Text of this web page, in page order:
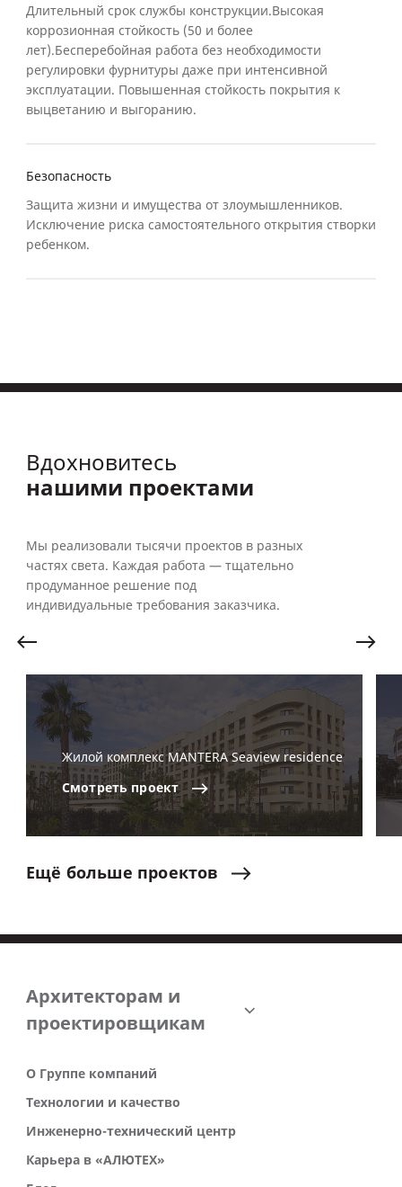
Длительный срок службы конструкции.Высокая
коррозионная стойкость (50 и более
лет).Бесперебойная работа без необходимости
регулировки фурнитуры даже при интенсивной
эксплуатации. Повышенная стойкость покрытия к
выцветанию и выгоранию.
Безопасность
Защита жизни и имущества от злоумышленников.
Исключение риска самостоятельного открытия створки
ребенком.
Вдохновитесь
нашими проектами
Мы реализовали тысячи проектов в разных
частях света. Каждая работа — тщательно
продуманное решение под
индивидуальные требования заказчика.
Жилой комплекс MANTERA Seaview residence
Смотреть проект
Ещё больше проектов
Архитекторам и
проектировщикам
О Группе компаний
Технологии и качество
Инженерно-технический центр
Карьера в «АЛЮТЕХ»